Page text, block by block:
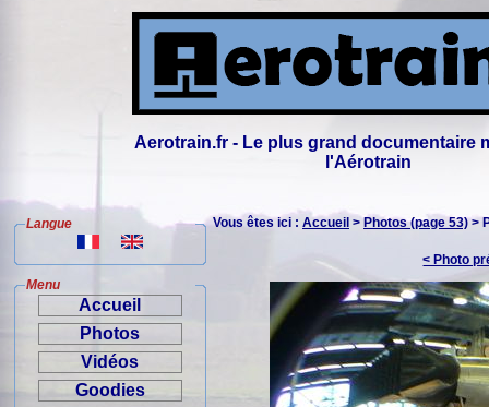
Aerotrain.fr - Le plus grand documentaire
l'Aérotrain
Langue
Menu
Accueil
Photos
Vidéos
Goodies
Vous êtes ici : Accueil > Photos (page 53) >
< Photo